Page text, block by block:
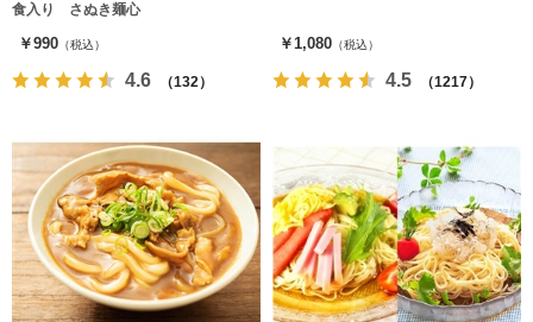
食入り さぬき麺心
￥990 （税込）
4.6 （132）
￥1,080 （税込）
4.5 （1217）